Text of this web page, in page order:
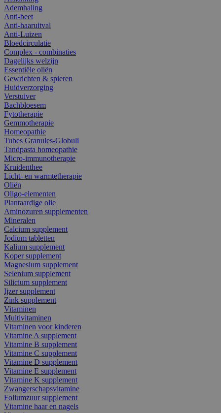
Ademhaling
Anti-beet
Anti-haaruitval
Anti-Luizen
Bloedcirculatie
Complex - combinaties
Dagelijks welzijn
Essentiële oliën
Gewrichten & spieren
Huidverzorging
Verstuiver
Bachbloesem
Fytotherapie
Gemmotherapie
Homeopathie
Tubes Granules-Globuli
Tandpasta homeopathie
Micro-immunotherapie
Kruidenthee
Licht- en warmtetherapie
Oliën
Oligo-elementen
Plantaardige olie
Aminozuren supplementen
Mineralen
Calcium supplement
Jodium tabletten
Kalium supplement
Koper supplement
Magnesium supplement
Selenium supplement
Silicium supplement
Ijzer supplement
Zink supplement
Vitaminen
Multivitaminen
Vitaminen voor kinderen
Vitamine A supplement
Vitamine B supplement
Vitamine C supplement
Vitamine D supplement
Vitamine E supplement
Vitamine K supplement
Zwangerschapsvitamine
Foliumzuur supplement
Vitamine haar en nagels